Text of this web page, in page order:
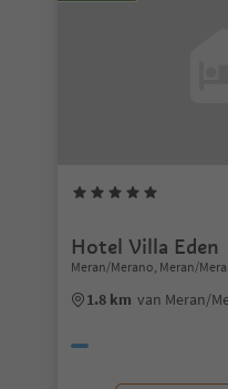
Hotel Villa Eden
Meran/Merano, Meran/
1.8 km van Meran/